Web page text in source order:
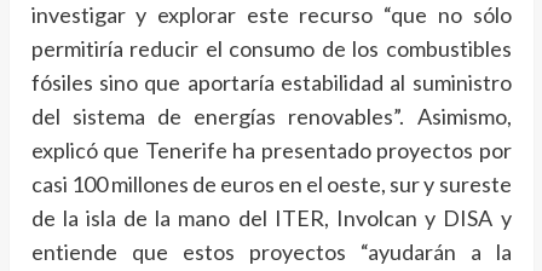
investigar y explorar este recurso “que no sólo
permitiría reducir el consumo de los combustibles
fósiles sino que aportaría estabilidad al suministro
del sistema de energías renovables”. Asimismo,
explicó que Tenerife ha presentado proyectos por
casi 100 millones de euros en el oeste, sur y sureste
de la isla de la mano del ITER, Involcan y DISA y
entiende que estos proyectos “ayudarán a la